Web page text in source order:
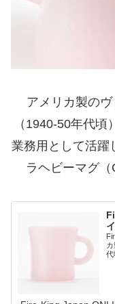
アメリカ製の
（1940-50年代
業務用として活躍
ラヘビーマグ
代